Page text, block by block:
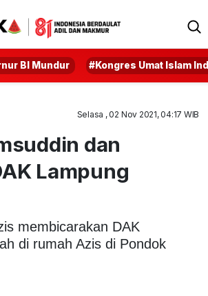
BI Mundur #Kongres Umat Islam
Selasa , 02 Nov 2021, 04:17 WIB
dan
Lampung
membicarakan DAK
di rumah Azis di Pondok